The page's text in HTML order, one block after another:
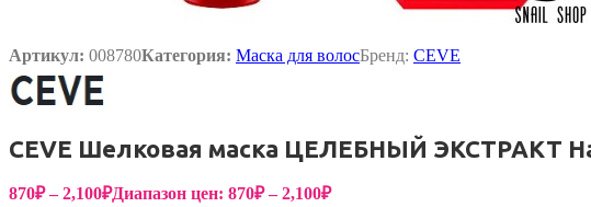
Артикул: 008780Категория: Маска для волосБренд: CEVE
CEVE Шелковая маска ЦЕЛЕБНЫЙ ЭКСТРАКТ
870₽ – 2,100₽Диапазон цен: 870₽ – 2,100₽